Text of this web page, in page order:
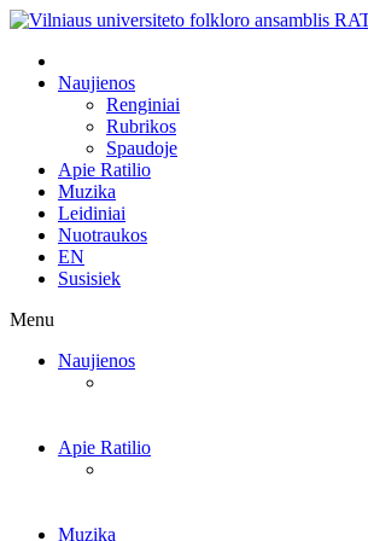
Naujienos
Renginiai
Rubrikos
Spaudoje
Apie Ratilio
Muzika
Leidiniai
Nuotraukos
EN
Susisiek
Menu
Naujienos
Apie Ratilio
Muzika